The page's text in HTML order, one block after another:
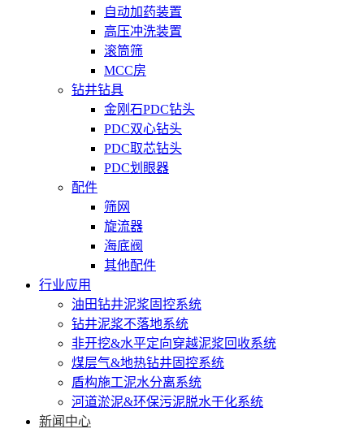
自动加药装置
高压冲洗装置
滚筒筛
MCC房
钻井钻具
金刚石PDC钻头
PDC双心钻头
PDC取芯钻头
PDC划眼器
配件
筛网
旋流器
海底阀
其他配件
行业应用
油田钻井泥浆固控系统
钻井泥浆不落地系统
非开挖&水平定向穿越泥浆回收系统
煤层气&地热钻井固控系统
盾构施工泥水分离系统
河道淤泥&环保污泥脱水干化系统
新闻中心